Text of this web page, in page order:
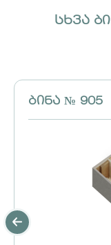
სხვა
ᲑᲘᲜᲐ № 905